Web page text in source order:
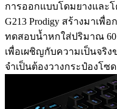
การออกแบบโดมยางและโ
G213 Prodigy สร้างมาเพื่
ทดสอบน้ำหกใส่ปริมาณ
เพื่อเผชิญกับความเป็นจริง
จำเป็นต้องวางกระป๋องโซ